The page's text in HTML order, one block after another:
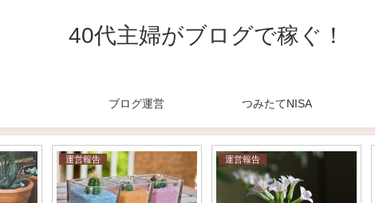
40代主婦がブログで稼ぐ！
ブログ運営 つみたてNISA
運営報告 運営報告